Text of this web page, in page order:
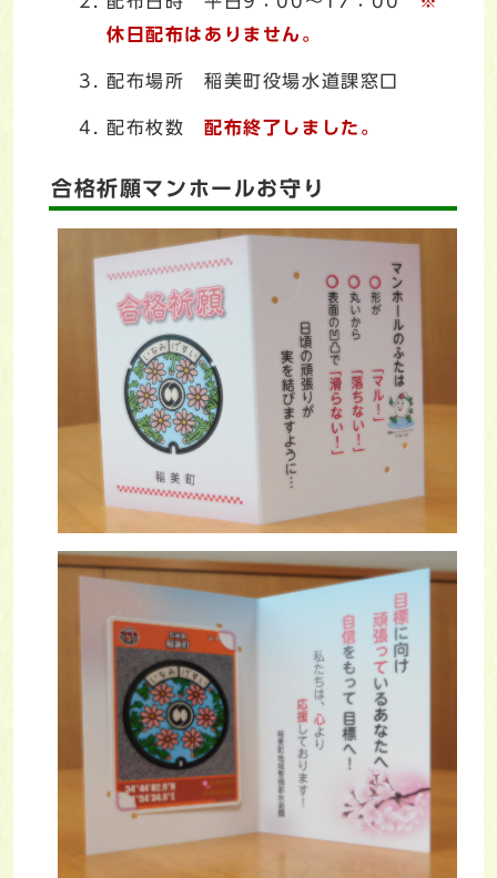
休日配布はありません。
配布場所 稲美町役場水道課窓口
配布枚数 配布終了しました。
合格祈願マンホールお守り